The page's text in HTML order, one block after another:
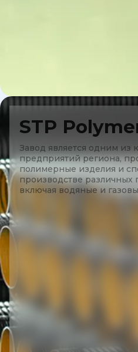
STP
Завод является одним из
предприятий региона,
полимерные изделия и
производстве
включая водяные и